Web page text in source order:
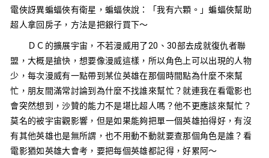
電俠訝異蝙蝠俠有衛星，蝙蝠俠說：「我有六顆。」蝙蝠俠幫助
超人拿回房子，方法是把銀行買下～
ＤＣ的擴展宇宙，不若漫威用了20、30部去成就復仇者聯
盟，大概是搶快，想要像漫威這樣，所以角色上可以出現的人物
少，每次漫威有一點帶到某位英雄在那個時間點為什麼不來幫
忙，朋友間滿常討論到為什麼不找誰來幫忙？就連我在看電影也
會突然想到，沙贊的能力不是堪比超人嗎？他不更應該來幫忙？
莫名的被宇宙觀影響，但是如果能夠把單一個英雄拍得好，有沒
有其他英雄也是無所謂，也不用動不動就要查那個角色是誰？看
電影猶如英雄大會考，要把每個英雄都記得，好累阿～